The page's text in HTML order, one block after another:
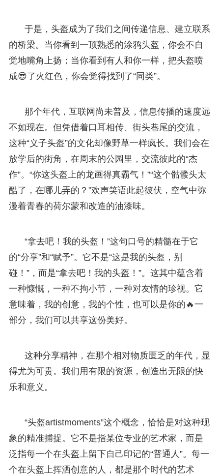
于是，头盔成为了我们之间传递信息、建立联系
的桥梁。当你看到一顶熟悉的涂鸦头盔，你会不自
觉地嘴角上扬；当你看到有人和你一样，把头盔喷
成😎了火红色，你会觉得找到了“同类”。
那个年代，互联网尚未普及，信息传播的速度远
不如现在。但凭借着口耳相传、街头巷尾的交流，
这种“义子头盔”的文化却像野草一样疯长。我们会在
放学后的街角，在周末的公园里，交流彼此的“杰
作”。“你这头盔上的龙画得真霸气！”“这个骷髅头太
酷了，在哪儿弄的？”欢声笑语此起彼伏，空气中弥
漫着青春的荷尔蒙和改造的油漆味。
“拿去吧！我的头盔！”这句口号的精髓在于它
的“分享”和“赋予”。它不是“这是我的头盔，别
碰！”，而是“拿去吧！我的头盔！”。这其中蕴含着
一种慷慨，一种不拘小节，一种对友情的珍视。它
意味着，我的创意，我的个性，也可以是你的🔥一
部分，我们可以共享这份美好。
这种分享精神，在那个相对物质匮乏的年代，显
得尤为可贵。我们用有限的资源，创造出无限的快
乐和意义。
“头盔artistmoments”这个概念，恰恰是对这种现
象的精准捕捉。它不是指某位专业的艺术家，而是
泛指每一个在头盔上留下自己印记的“普通人”。每一
个在头盔上挥洒创意的人，都是那个时代的艺术